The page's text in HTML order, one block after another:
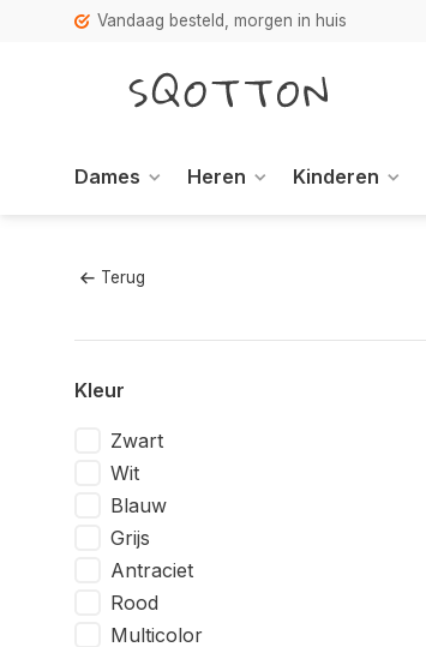
Vandaag besteld, morgen in huis
Dames Heren Kinderen
Terug
Kleur
Zwart
Wit
Blauw
Grijs
Antraciet
Rood
Multicolor